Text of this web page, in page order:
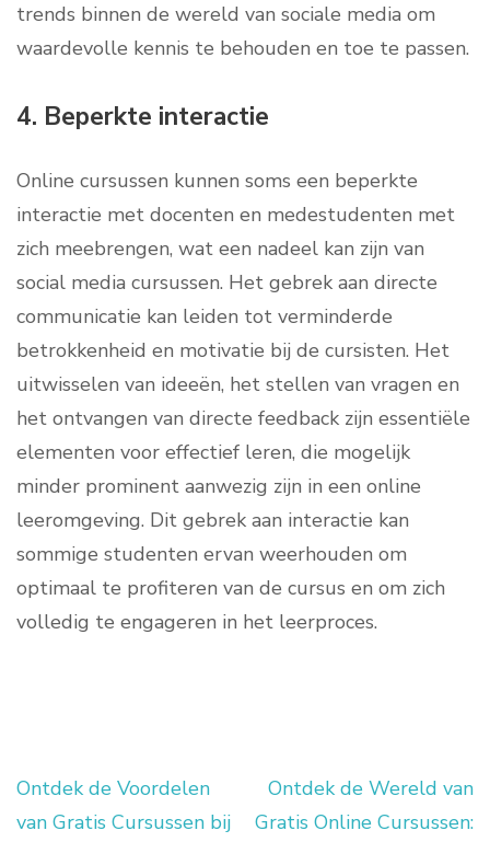
trends binnen de wereld van sociale media om
waardevolle kennis te behouden en toe te passen.
4. Beperkte interactie
Online cursussen kunnen soms een beperkte
interactie met docenten en medestudenten met
zich meebrengen, wat een nadeel kan zijn van
social media cursussen. Het gebrek aan directe
communicatie kan leiden tot verminderde
betrokkenheid en motivatie bij de cursisten. Het
uitwisselen van ideeën, het stellen van vragen en
het ontvangen van directe feedback zijn essentiële
elementen voor effectief leren, die mogelijk
minder prominent aanwezig zijn in een online
leeromgeving. Dit gebrek aan interactie kan
sommige studenten ervan weerhouden om
optimaal te profiteren van de cursus en om zich
volledig te engageren in het leerproces.
Berichtnavigatie
Ontdek de Voordelen
van Gratis Cursussen bij
Ontdek de Wereld van
Gratis Online Cursussen: